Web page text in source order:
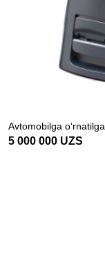
Avtomobilga
5 000 000 UZS